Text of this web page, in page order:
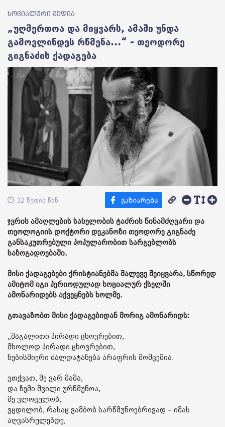
სოციალური მედია
„უღმერთოა და მიყვარს, ამაში უნდა
გამოვლინდეს რწმენა...“ - თეოდორე
გიგნაძის ქადაგება
32 წუთის წინ
ჯვრის ამაღლების სახელობის ტაძრის წინამძღვარი და
თეოლოგიის დოქტორი დეკანოზი თეოდორე გიგნაძე
განსაკუთრებული პოპულარობით სარგებლობს
საზოგადოებაში.
მისი ქადაგებები ქრისტიანებმა მალევე შეიყვარა, სწორედ
ამიტომ იგი პერიოდულად სოციალურ ქსელში
ამონარიდებს აქვეყნებს ხოლმე.
გთავაზობთ მისი ქადაგებიდან მორიგ ამონარიდს:
„მაგალითი პირადი ცხოვრებით,
მხოლოდ პირადი ცხოვრებით,
ნებისმიერი ძალდატანება არაფრის მომცემია.
ვთქვათ, მე ვარ მამა,
და ჩემი შვილი ურწმუნოა,
მე ვლოცულობ,
ვცდილობ, რასაც ვამბობ სარწმუნოებრივად – იმას
აღვასრულებდე,